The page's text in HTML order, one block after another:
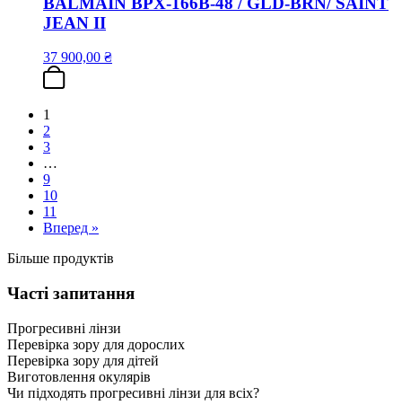
JEAN II
37 900,00 ₴
1
2
3
…
9
10
11
Вперед »
Більше продуктів
Часті запитання
Прогресивні лінзи
Перевірка зору для дорослих
Перевірка зору для дітей
Виготовлення окулярів
Чи підходять прогресивні лінзи для всіх?